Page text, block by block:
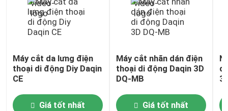
Máy cắt da lưng điện
thoại di động Diy Daqin
CE
Giá tốt nhất
Máy cắt nhãn dán điện
thoại di động Daqin 3D
DQ-MB
Giá tốt nhất